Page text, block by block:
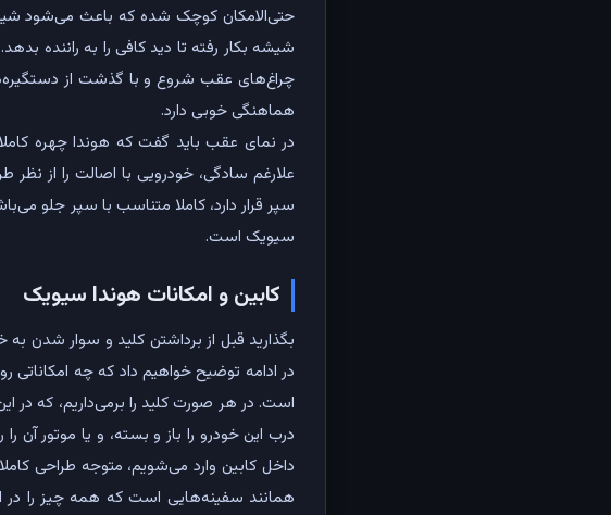
حتی‌الامکان کوچک شده که باعث می‌شود
شیشه بکار رفته تا دید کافی را به راننده
چراغ‌های عقب شروع و با گذشت از
هماهنگی خوبی دارد.
علارغم سادگی، خودرویی با اصالت را از
سپر قرار دارد، کاملا متناسب با سپر جلو
سیویک است.
کابین و امکانات هوندا سیویک
بگذارید قبل از برداشتن کلید و سوار شدن
در ادامه توضیح خواهیم داد که چه
درب این خودرو را باز و بسته، و یا موتور
داخل کابین وارد می‌شویم، متوجه طراحی
همانند سفینه‌هایی است که همه چیز را در